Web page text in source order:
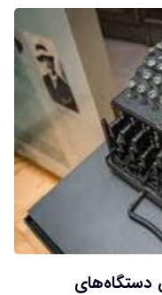
دستگاه‌های